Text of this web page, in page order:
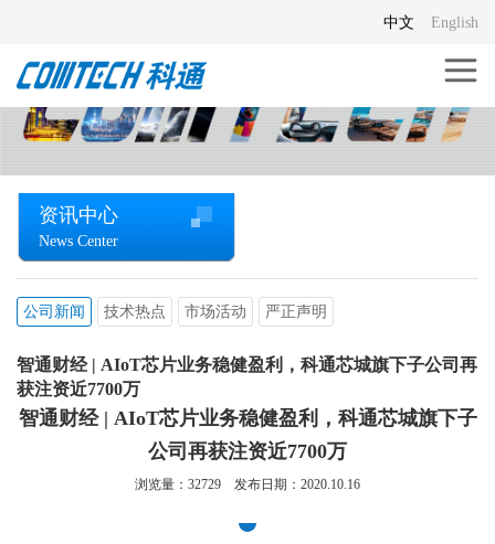
English
中文
资讯中心
News Center
公司新闻 技术热点 市场活动 严正声明
智通财经 | AIoT芯片业务稳健盈利，科通芯城旗下子公司再
获注资近7700万
智通财经 | AIoT芯片业务稳健盈利，科通芯城旗下子
公司再获注资近7700万
浏览量： 32729 发布日期：2020.10.16